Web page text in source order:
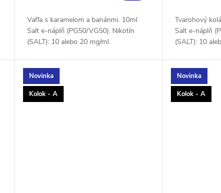
Vafľa s karamelom a banánmi. 10ml
Salt e-náplň (PG50/VG50). Nikotín
(SALT): 10 alebo 20 mg/ml.
Tvarohový
Salt e-náplň
(SALT): 10
Novinka
Kolok - A
Novinka
Kolok - A